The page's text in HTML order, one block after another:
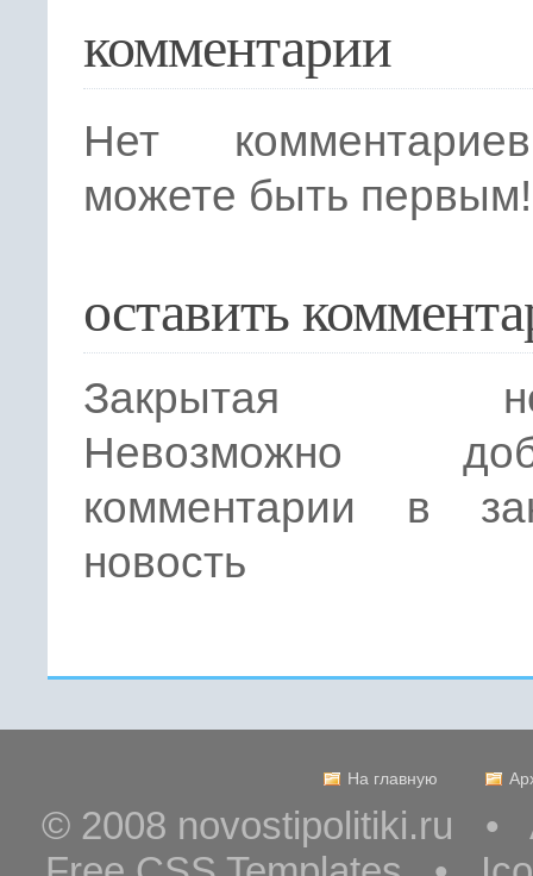
комментарии
Нет
можете быть первым!
оставить
Закрытая
Невозможно
комментарии в
новость
На главную
© 2008 novostipolitiki.ru •